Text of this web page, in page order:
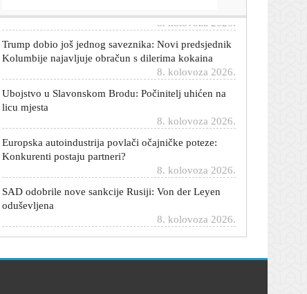
Trump dobio još jednog saveznika: Novi predsjednik
Kolumbije najavljuje obračun s dilerima kokaina
8. kolovoza 2026.
Ubojstvo u Slavonskom Brodu: Počinitelj uhićen na
licu mjesta
Europska autoindustrija povlači očajničke poteze:
Konkurenti postaju partneri?
SAD odobrile nove sankcije Rusiji: Von der Leyen
oduševljena
Sud: Trump ne smije graditi plesnu dvoranu u Bijeloj
kući; Trump: Poništite odluku